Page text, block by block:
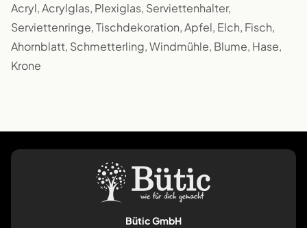
Acryl, Acrylglas, Plexiglas, Serviettenhalter,
Serviettenringe, Tischdekoration, Apfel, Elch, Fisch,
Ahornblatt, Schmetterling, Windmühle, Blume, Hase,
Krone
Bütic GmbH